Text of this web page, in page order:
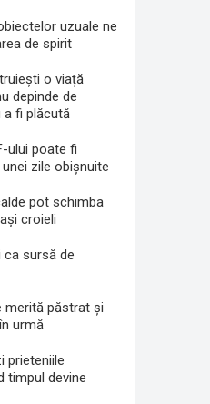
uzuale ne
de spirit
o viață
depinde de
a fi plăcută
ului poate fi
zile obișnuite
pot schimba
croieli
ca sursă de
merită păstrat și
urmă
prieteniile
timpul devine